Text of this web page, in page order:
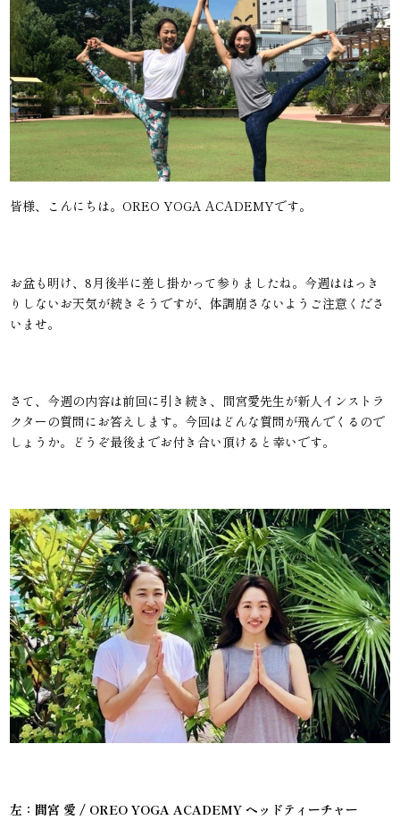
皆様、こんにちは。OREO YOGA ACADEMYです。
お盆も明け、8月後半に差し掛かって参りましたね。今週ははっき
りしないお天気が続きそうですが、体調崩さないようご注意くださ
いませ。
さて、今週の内容は前回に引き続き、間宮愛先生が新人インストラ
クターの質問にお答えします。今回はどんな質問が飛んでくるので
しょうか。どうぞ最後までお付き合い頂けると幸いです。
左：間宮 愛 / OREO YOGA ACADEMY ヘッドティーチャー